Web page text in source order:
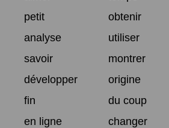
petit
obtenir
analyse
utiliser
savoir
montrer
développer
origine
fin
du coup
en ligne
changer